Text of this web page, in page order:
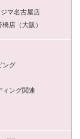
マ名古屋店
店（大阪）
ング
ィング関連